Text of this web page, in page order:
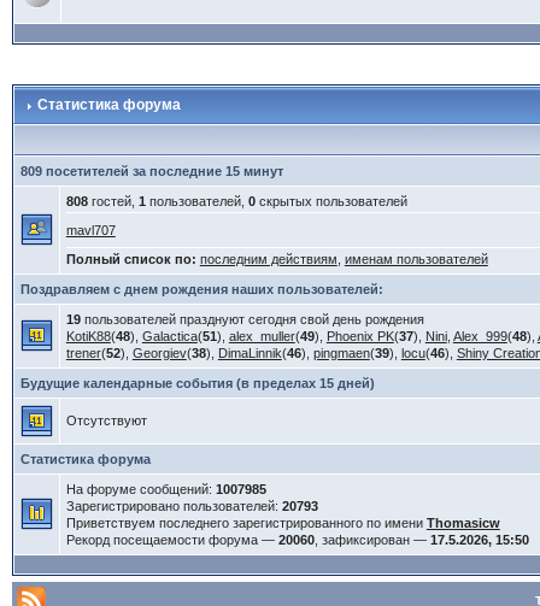
Статистика форума
809 посетителей за последние 15 минут
808гостей, 1 пользователей, 0скрытых пользователей
mavl707
Полный список по: последним действиям именам пользователей
Поздравляем с днем рождения наших пользователей:
19пользователей празднуют сегодня свой день рождения
KotiK88(48), Galactica(51), alex_muller(49), Phoenix PK(37), Nini, Alex_999(48),
trener(52), Georgiev(38), DimaLinnik(46), pingmaen(39), locu(46), Shiny
Будущие календарные события (в пределах 15 дней)
Отсутствуют
Статистика форума
На форуме сообщений: 1007985
Зарегистрировано пользователей: 20793
Приветствуем последнего зарегистрированного по имени Thomasicw
Рекорд посещаемости форума — 20060, зафиксирован — 17.5.2026, 15:50